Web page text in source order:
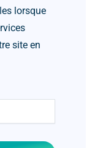
lorsque
site en